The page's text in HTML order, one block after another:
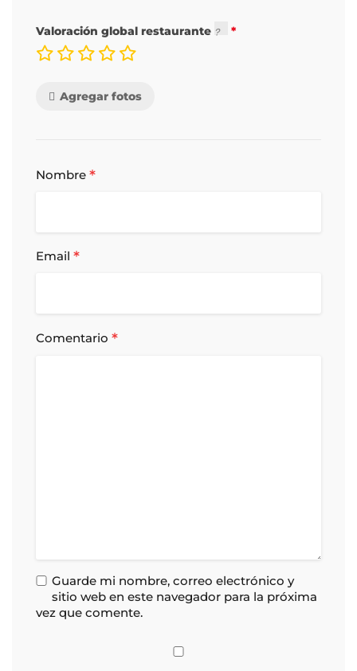
Valoración global restaurante
Agregar fotos
Nombre *
Email *
Comentario *
Guarde mi nombre, correo electrónico y
sitio web en este navegador para la próxima
vez que comente.